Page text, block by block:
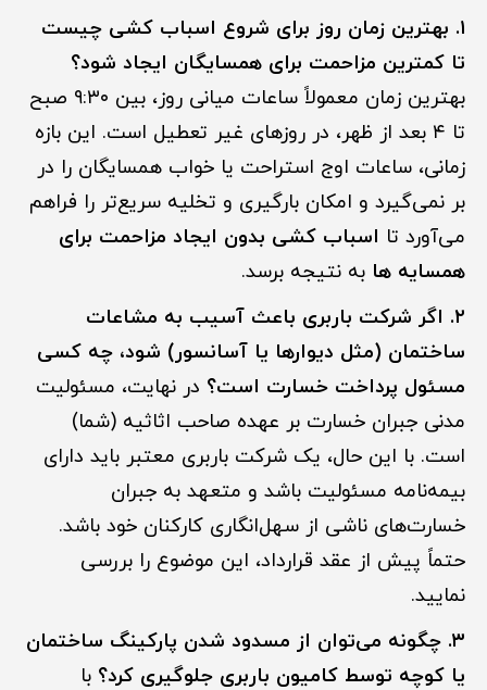
۱. بهترین زمان روز برای شروع اسباب کشی چیست
تا کمترین مزاحمت برای همسایگان ایجاد شود؟
بهترین زمان معمولاً ساعات میانی روز، بین ۹:۳۰ صبح
تا ۴ بعد از ظهر، در روزهای غیر تعطیل است. این بازه
زمانی، ساعات اوج استراحت یا خواب همسایگان را در
بر نمی‌گیرد و امکان بارگیری و تخلیه سریع‌تر را فراهم
می‌آورد تا اسباب کشی بدون ایجاد مزاحمت برای
همسایه ها به نتیجه برسد.
۲. اگر شرکت باربری باعث آسیب به مشاعات
ساختمان (مثل دیوارها یا آسانسور) شود، چه کسی
مسئول پرداخت خسارت است؟ در نهایت، مسئولیت
مدنی جبران خسارت بر عهده صاحب اثاثیه (شما)
است. با این حال، یک شرکت باربری معتبر باید دارای
بیمه‌نامه مسئولیت باشد و متعهد به جبران
خسارت‌های ناشی از سهل‌انگاری کارکنان خود باشد.
حتماً پیش از عقد قرارداد، این موضوع را بررسی
نمایید.
۳. چگونه می‌توان از مسدود شدن پارکینگ ساختمان
یا کوچه توسط کامیون باربری جلوگیری کرد؟ با